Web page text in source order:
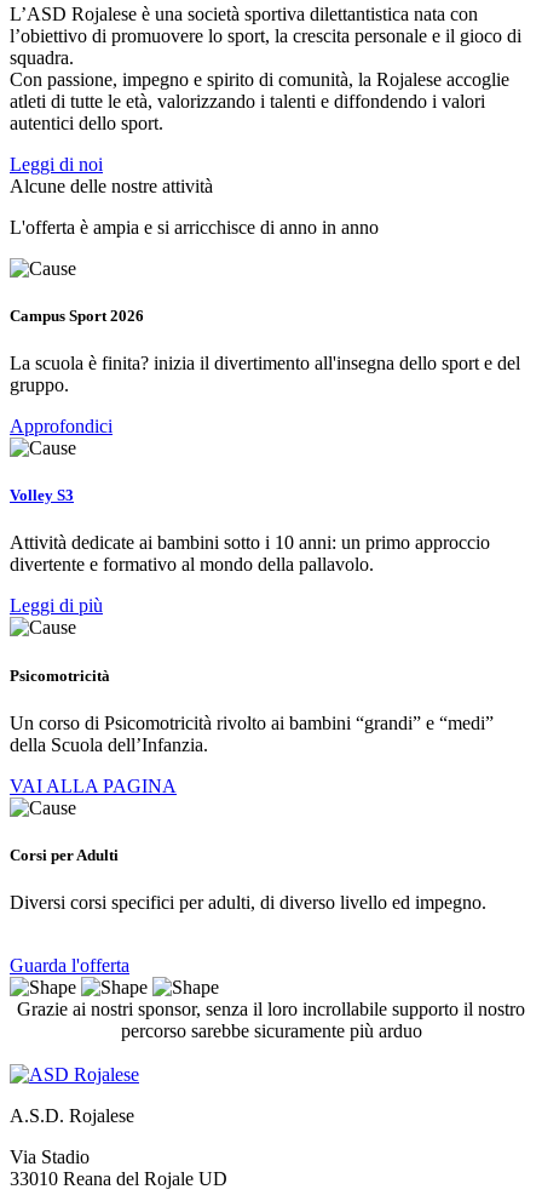
L’ASD Rojalese è una società sportiva dilettantistica nata con
l’obiettivo di promuovere lo sport, la crescita personale e il gioco di
squadra.
Con passione, impegno e spirito di comunità, la Rojalese accoglie
atleti di tutte le età, valorizzando i talenti e diffondendo i valori
autentici dello sport.
Leggi di noi
Alcune delle nostre attività
L'offerta è ampia e si arricchisce di anno in anno
Campus Sport 2026
La scuola è finita? inizia il divertimento all'insegna dello sport e del
gruppo.
Approfondici
Volley S3
Attività dedicate ai bambini sotto i 10 anni: un primo approccio
divertente e formativo al mondo della pallavolo.
Leggi di più
Psicomotricità
Un corso di Psicomotricità rivolto ai bambini “grandi” e “medi”
della Scuola dell’Infanzia.
VAI ALLA PAGINA
Corsi per Adulti
Diversi corsi specifici per adulti, di diverso livello ed impegno.
Guarda l'offerta
Grazie ai nostri sponsor, senza il loro incrollabile supporto il nostro
percorso sarebbe sicuramente più arduo
A.S.D. Rojalese
Via Stadio
33010 Reana del Rojale UD